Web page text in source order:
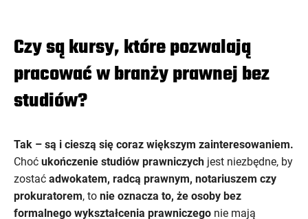
Czy są kursy, które pozwalają
pracować w branży prawnej bez
studiów?
Tak – są i cieszą się coraz większym zainteresowaniem.
Choć ukończenie studiów prawniczych jest niezbędne, by
zostać adwokatem, radcą prawnym, notariuszem czy
prokuratorem, to nie oznacza to, że osoby bez
formalnego wykształcenia prawniczego nie mają